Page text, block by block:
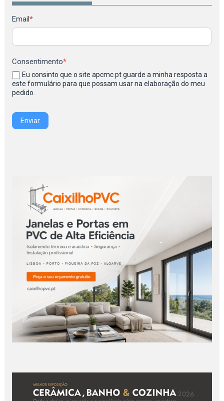
Newsletter
Email*
Consentimento*
Eu consinto que o site apcmc.pt guarde a minha resposta a
este formulário para que possam usar na elaboração do meu
pedido.
Enviar